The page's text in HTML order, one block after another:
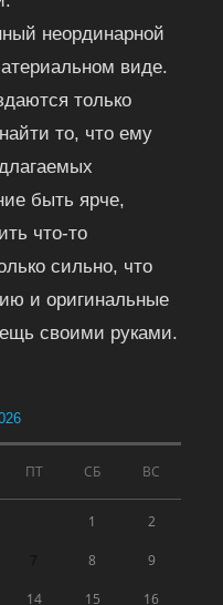
неординарной
виде.
только
то, что ему
быть ярче,
что-то
сильно, что
и оригинальные
своими руками.
ПТ СБ ВС
1 2
8 9
14 15 16